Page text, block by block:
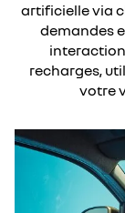
artificielle via
demandes
recharges,
votre